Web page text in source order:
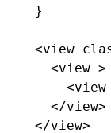
}
<view
  <
view >
    <
view
  </
view>
</view>